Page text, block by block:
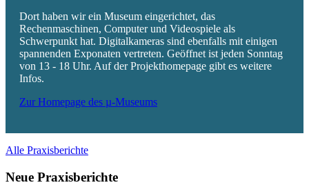
Dort haben wir ein Museum eingerichtet, das
Rechenmaschinen, Computer und Videospiele als
Schwerpunkt hat. Digitalkameras sind ebenfalls mit einigen
spannenden Exponaten vertreten. Geöffnet ist jeden Sonntag
von 13 - 18 Uhr. Auf der Projekthomepage gibt es weitere
Infos.
Zur Homepage des µ-Museums
Alle Praxisberichte
Neue Praxisberichte